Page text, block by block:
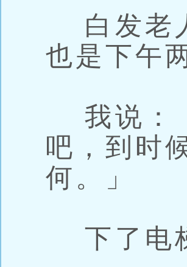
白发老
也是下午
我说：
吧，到时
何。」
下了电